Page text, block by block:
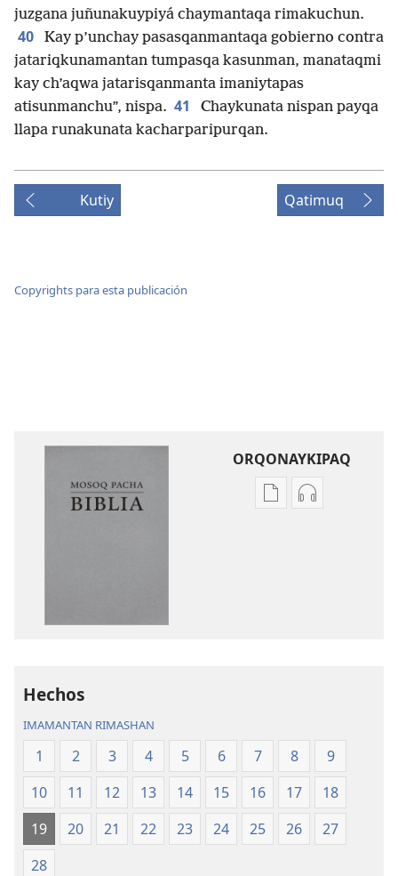
juzgana juñunakuypiyá chaymantaqa rimakuchun.
40
Kay p’unchay pasasqanmantaqa gobierno contra
jatariqkunamantan tumpasqa kasunman, manataqmi
kay ch’aqwa jatarisqanmanta imaniytapas
atisunmanchu”, nispa. 41
Chaykunata nispan payqa
llapa runakunata kacharparipurqan.
Kutiy Qatimuq
Copyrights para esta publicación
ORQONAYKIPAQ
Kaypi Kaypin
Hechos
IMAMANTAN RIMASHAN
1 2 3 4 5 6 7 8
9
10
11 12 13 14 15 16 17
18
19
20 21 22 23 24 25 26
27
28